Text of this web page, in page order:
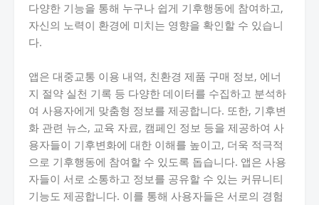
다양한 기능을 통해 누구나 쉽게 기후행동에 참여하고,
자신의 노력이 환경에 미치는 영향을 확인할 수 있습니
다.
앱은 대중교통 이용 내역, 친환경 제품 구매 정보, 에너
지 절약 실천 기록 등 다양한 데이터를 수집하고 분석하
여 사용자에게 맞춤형 정보를 제공합니다. 또한, 기후변
화 관련 뉴스, 교육 자료, 캠페인 정보 등을 제공하여 사
용자들이 기후변화에 대한 이해를 높이고, 더욱 적극적
으로 기후행동에 참여할 수 있도록 돕습니다. 앱은 사용
자들이 서로 소통하고 정보를 공유할 수 있는 커뮤니티
기능도 제공합니다. 이를 통해 사용자들은 서로의 경험